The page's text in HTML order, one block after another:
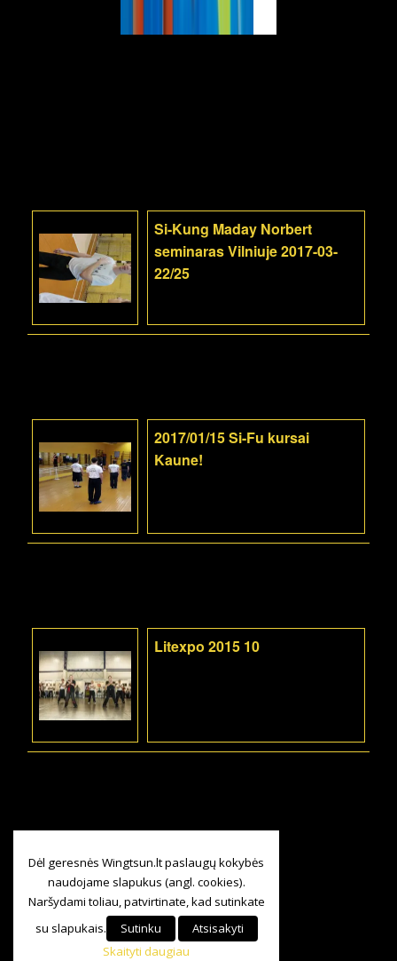
Si-Kung Maday Norbert
seminaras Vilniuje 2017-03-
22/25
2017/01/15 Si-Fu kursai
Kaune!
Litexpo 2015 10
Dėl geresnės Wingtsun.lt paslaugų kokybės
naudojame slapukus (angl. cookies).
Naršydami toliau, patvirtinate, kad sutinkate
su slapukais.
Sutinku
Atsisakyti
Skaityti daugiau